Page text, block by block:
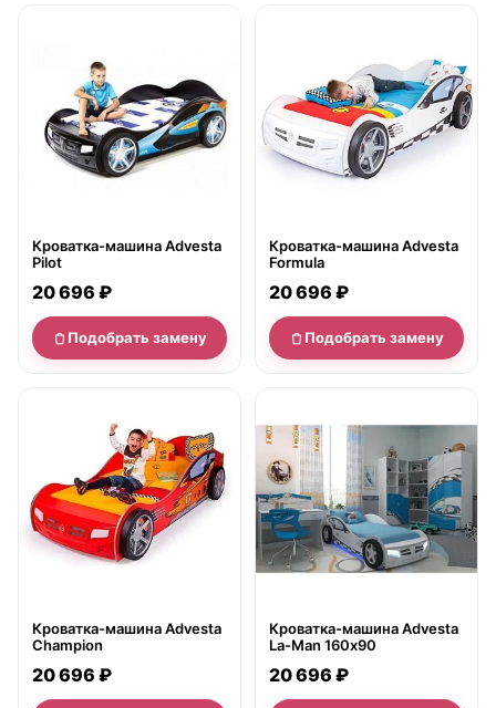
Кроватка-машина Advesta
Pilot
20 696 ₽
Подобрать замену
Кроватка-машина Advesta
Formula
20 696 ₽
Подобрать замену
Кроватка-машина Advesta
Champion
20 696 ₽
Кроватка-машина Advesta
La-Man 160х90
20 696 ₽